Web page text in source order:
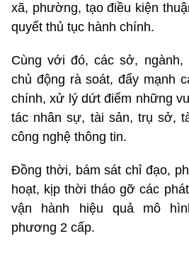
xã, phường, tạo điều kiện
quyết thủ tục hành chính.
Cùng với đó, các sở,
chủ động rà soát, đẩy mạnh
chính, xử lý dứt điểm những
tác nhân sự, tài sản, trụ sở,
công nghệ thông tin.
Đồng thời, bám sát chỉ đạo,
hoạt, kịp thời tháo gỡ các
vận hành hiệu quả mô
phương 2 cấp.